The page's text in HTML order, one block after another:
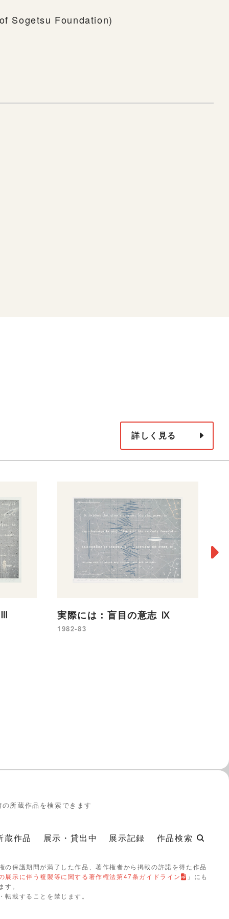
Sogetsu Foundation)
詳しく見る
実際には：盲目の意志 Ⅸ
1982-83
所蔵作品を検索できます
蔵作品 展示・貸出中 展示記録 作品検索
保護期間が満了した作品、著作権者から掲載の許諾を得た作品
展示に伴う複製等に関する著作権法第47条ガイドライン
」にも
。
載することを禁じます。